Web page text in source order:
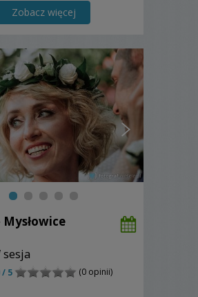
Zobacz więcej
Mysłowice
sesja
/ 5
(0 opinii)